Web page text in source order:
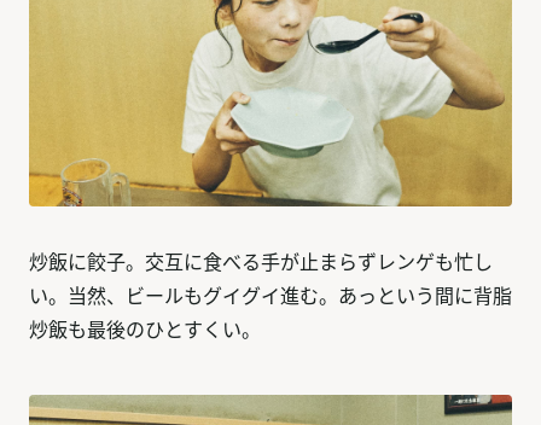
炒飯に餃子。交互に食べる手が止まらずレンゲも忙し
い。当然、ビールもグイグイ進む。あっという間に背脂
炒飯も最後のひとすくい。